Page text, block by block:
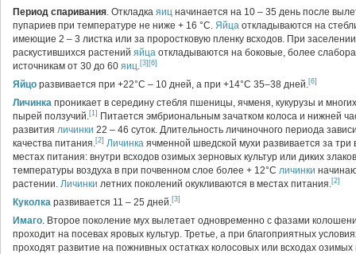
Период спаривания. Откладка яиц начинается на 10 – 35 день после
пупариев при температуре не ниже + 16 °С. Яйца откладываются на
имеющие 2 – 3 листка или за проростковую пленку всходов. При заселении
раскустившихся растений яйца откладываются на боковые, более
источникам от 30 до 60 яиц.[3] [6]
Яйцо развивается при +22°С – 10 дней, а при +14°С 35–38 дней.[6]
Личинка проникает в середину стебля пшеницы, ячменя, кукурузы и
пырей ползучий.[1]
Питается эмбриональным зачатком колоса и нижней
развития личинки 22 – 46 суток. Длительность личиночного периода
качества питания.[2] Личинка ячменной шведской мухи развивается за три
местах питания: внутри всходов озимых зерновых культур или диких
температуры воздуха в при почвенном слое более + 12°С личинки
растении. Личинки летних поколений окукливаются в местах питания.[2]
Куколка развивается 11 – 25 дней.[3]
Имаго. Второе поколение мух вылетает одновременно с фазами
проходит на посевах яровых культур. Третье, а при благоприятных
проходят развитие на пожнивных остатках колосовых или всходах озимых